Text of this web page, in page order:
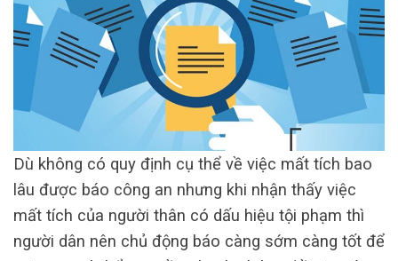
Dù không có quy định cụ thể về việc mất tích bao
lâu được báo công an nhưng khi nhận thấy việc
mất tích của người thân có dấu hiệu tội phạm thì
người dân nên chủ động báo càng sớm càng tốt để